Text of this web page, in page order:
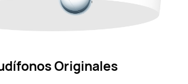
Originales